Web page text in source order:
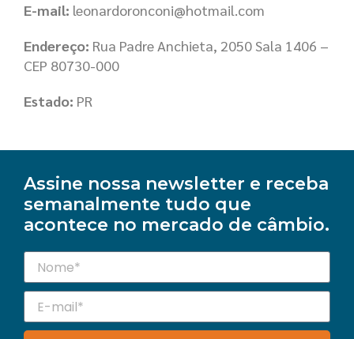
E-mail: leonardoronconi@hotmail.com
Endereço: Rua Padre Anchieta, 2050 Sala 1406 –
CEP 80730-000
Estado: PR
Assine nossa newsletter e receba
semanalmente tudo que
acontece no mercado de câmbio.